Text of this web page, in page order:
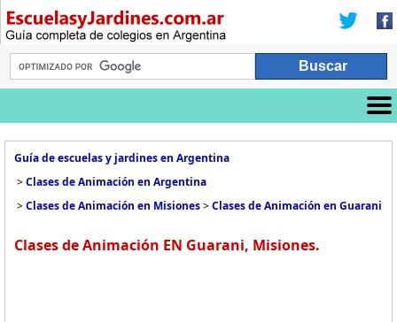
Guía de escuelas y jardines en Argentina
>Clases de Animación en Argentina
>Clases de Animación en Misiones>Clases de Animación en Guarani
Clases de Animación EN Guarani, Misiones.